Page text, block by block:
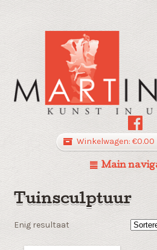
Winkelwagen: €0.00
Main
Tuinsculptuur
Enig resultaat